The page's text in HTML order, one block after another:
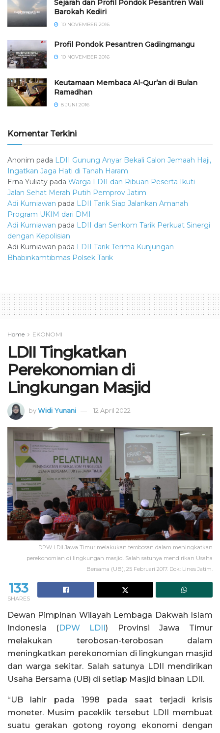
Sejarah dan Profil Pondok Pesantren Wali
Barokah Kediri
10 NOVEMBER 2016
⁠⁠⁠Profil Pondok Pesantren Gadingmangu
10 NOVEMBER 2016
Keutamaan Membaca Al-Qur’an di Bulan
Ramadhan
8 JUNI 2016
Komentar Terkini
Anonim pada LDII Gunung Anyar Bekali Calon Jemaah Haji,
Ingatkan Jaga Hati di Tanah Haram
Erna Yuliaty pada Warga LDII dan Ribuan Peserta Ikuti
Jalan Sehat Merah Putih Pemprov Jatim
Adi Kurniawan pada LDII Tarik Siap Jalankan Amanah
Program UKIM dari DMI
Adi Kurniawan pada LDII dan Senkom Tarik Perkuat Sinergi
dengan Kepolisian
Adi Kurniawan pada LDII Tarik Terima Kunjungan
Bhabinkamtibmas Polsek Tarik
Home EKONOMI
LDII Tingkatkan
Perekonomian di
Lingkungan Masjid
byWidi Yunani 12 April 2022
DPW LDII Jawa Timur melakukan terobosan dalam meningkatkan
perekonomian di lingkungan masjid. Salah satunya mendirikan Usaha
Bersama (UB), 25 Februari 2017. Dok: Lines Jatim.
133
SHARES
Dewan Pimpinan Wilayah Lembaga Dakwah Islam
Indonesia (DPW LDII) Provinsi Jawa Timur
melakukan terobosan-terobosan dalam
meningkatkan perekonomian di lingkungan masjid
dan warga sekitar. Salah satunya LDII mendirikan
Usaha Bersama (UB) di setiap Masjid binaan LDII.
“UB lahir pada 1998 pada saat terjadi krisis
moneter. Musim paceklik tersebut LDII membuat
suatu gerakan gotong royong ekonomi dengan